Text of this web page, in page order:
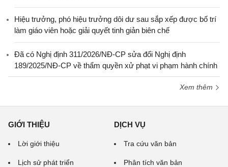
Hiệu trưởng, phó hiệu trưởng dôi dư sau sắp xếp được bố trí
làm giáo viên hoặc giải quyết tinh giản biên chế
Đã có Nghị định 311/2026/NĐ-CP sửa đổi Nghị định
189/2025/NĐ-CP về thẩm quyền xử phạt vi phạm hành chính
Xem thêm
GIỚI THIỆU
Lời giới thiệu
Lịch sử phát triển
DỊCH VỤ
Tra cứu văn bản
Phân tích văn bản